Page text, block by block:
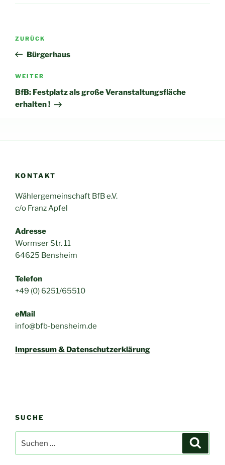
Beitragsnavigation
Vorheriger
Beitrag
ZURÜCK
Bürgerhaus
Nächster
Beitrag
WEITER
BfB: Festplatz als große Veranstaltungsfläche
erhalten !
KONTAKT
Wählergemeinschaft BfB e.V.
c/o Franz Apfel
Adresse
Wormser Str. 11
64625 Bensheim
Telefon
+49 (0) 6251/65510
eMail
info@bfb-bensheim.de
Impressum & Datenschutzerklärung
SUCHE
nach: